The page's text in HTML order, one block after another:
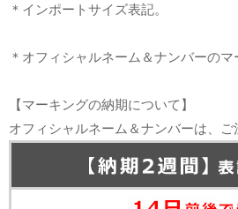
＊インポートサイズ表記。
＊オフィシャルネーム＆ナンバーの
【マーキングの納期について】
オフィシャルネーム＆ナンバーは、